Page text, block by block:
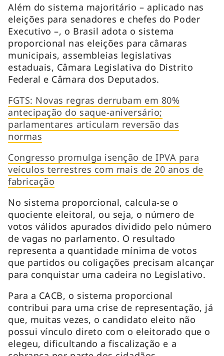
Além do sistema majoritário – aplicado nas
eleições para senadores e chefes do Poder
Executivo –, o Brasil adota o sistema
proporcional nas eleições para câmaras
municipais, assembleias legislativas
estaduais, Câmara Legislativa do Distrito
Federal e Câmara dos Deputados.
FGTS: Novas regras derrubam em 80%
antecipação do saque-aniversário;
parlamentares articulam reversão das
normas
Congresso promulga isenção de IPVA para
veículos terrestres com mais de 20 anos de
fabricação
No sistema proporcional, calcula-se o
quociente eleitoral, ou seja, o número de
votos válidos apurados dividido pelo número
de vagas no parlamento. O resultado
representa a quantidade mínima de votos
que partidos ou coligações precisam alcançar
para conquistar uma cadeira no Legislativo.
Para a CACB, o sistema proporcional
contribui para uma crise de representação, já
que, muitas vezes, o candidato eleito não
possui vínculo direto com o eleitorado que o
elegeu, dificultando a fiscalização e a